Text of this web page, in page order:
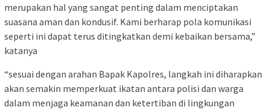
merupakan hal yang sangat penting dalam menciptakan
suasana aman dan kondusif. Kami berharap pola komunikasi
seperti ini dapat terus ditingkatkan demi kebaikan bersama,”
katanya
“sesuai dengan arahan Bapak Kapolres, langkah ini diharapkan
akan semakin memperkuat ikatan antara polisi dan warga
dalam menjaga keamanan dan ketertiban di lingkungan